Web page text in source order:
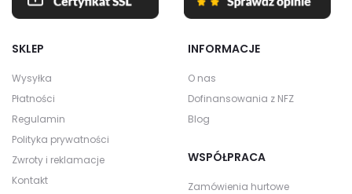
SKLEP
Wysyłka
Płatności
Regulamin
Polityka prywatności
Zwroty i reklamacje
Kontakt
INFORMACJE
O nas
Dofinansowania z NFZ
Blog
WSPÓŁPRACA
Zamówienia hurtowe